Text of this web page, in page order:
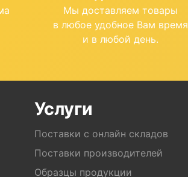
Мы доставляем товары
в любое удобное Вам время
и в любой день.
Услуги
Поставки с онлайн складов
Поставки производителей
Образцы продукции